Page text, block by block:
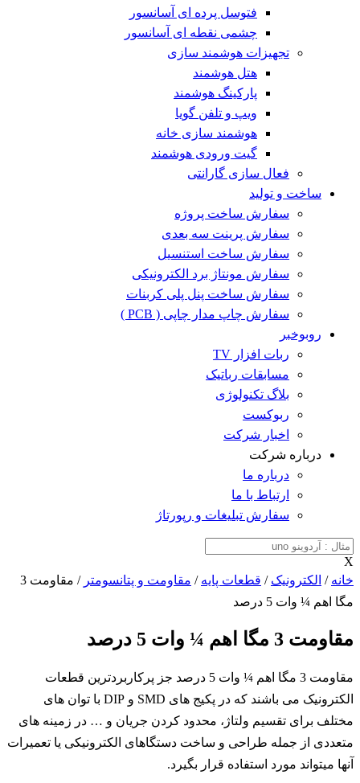
فتوسل پرده ای آسانسور
چشمی نقطه ای آسانسور
تجهیزات هوشمند سازی
هتل هوشمند
پارکینگ هوشمند
ویپ و تلفن گویا
هوشمند سازی خانه
گیت ورودی هوشمند
فعال سازی گارانتی
ساخت و تولید
سفارش ساخت پروژه
سفارش پرینت سه بعدی
سفارش ساخت استنسیل
سفارش مونتاژ برد الکترونیکی
سفارش ساخت پنل پلی کربنات
سفارش چاپ مدار چاپی ( PCB )
روبوخبر
ربات افزار TV
مسابقات رباتیک
بلاگ تکنولوژی
ربوکست
اخبار شرکت
درباره شرکت
درباره ما
ارتباط با ما
سفارش تبلیغات و رپورتاژ
X
خانه / الکترونیک / قطعات پایه / مقاومت و پتانسومتر
/ مقاومت 3
مگا اهم ¼ وات 5 درصد
مقاومت 3 مگا اهم ¼ وات 5 درصد
مقاومت 3 مگا اهم ¼ وات 5 درصد جز پرکاربردترین قطعات
الکترونیک می باشند که در پکیج های SMD و DIP با توان های
مختلف برای تقسیم ولتاژ، محدود کردن جریان و … در زمینه های
متعددی از جمله طراحی و ساخت دستگاهای الکترونیکی یا تعمیرات
آنها میتواند مورد استفاده قرار بگیرد.